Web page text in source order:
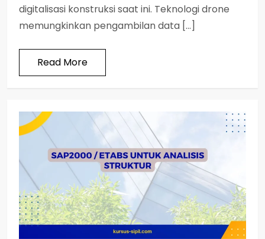
digitalisasi konstruksi saat ini. Teknologi drone
memungkinkan pengambilan data […]
Read More